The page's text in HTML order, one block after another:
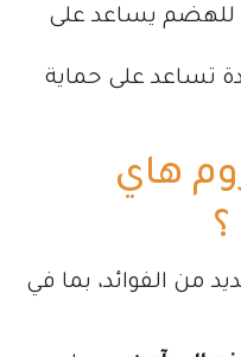
للهضم يساعد على
تساعد على حماية
هاي
من الفوائد، بما في